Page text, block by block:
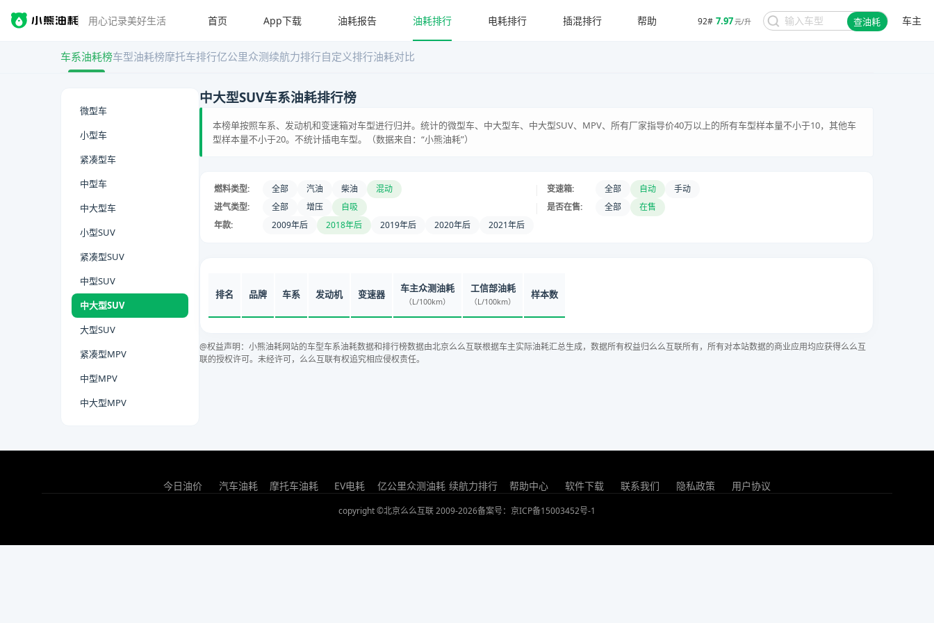
用心记录美好生活 92# 7.97元/升 查油耗 车主
首页 App下载 油耗报告 油耗排行 电耗排行 插混排行 帮助
车系油耗榜车型油耗榜摩托车排行亿公里众测续航力排行自定义排行油耗对比
微型车
小型车
紧凑型车
中型车
中大型车
小型SUV
紧凑型SUV
中型SUV
中大型SUV
大型SUV
紧凑型MPV
中型MPV
中大型MPV
中大型SUV车系油耗排行榜
本榜单按照车系、发动机和变速箱对车型进行归并。统计的微型车、中大型车、中大型SUV、MPV、所有厂家指导价40万以上的所有车型样本量不小于10，其他车
型样本量不小于20。不统计插电车型。（数据来自：“小熊油耗”）
燃料类型: 全部 汽油 柴油 混动 变速箱: 全部 自动
手动
进气类型:
全部 增压 自吸 是否在售: 全部
在售
年款:
2009年后 2018年后 2019年后 2020年后 2021年后
排名 品牌 车系 发动机 变速器 车主众测油耗
（L/100km）
工信部油耗
（L/100km）
样本数
@权益声明：小熊油耗网站的车型车系油耗数据和排行榜数据由北京么么互联根据车主实际油耗汇总生成，数据所有权益归么么互联所有，所有对本站数据的商业应用均应获得么么互
联的授权许可。未经许可，么么互联有权追究相应侵权责任。
今日油价 汽车油耗 摩托车油耗 EV电耗 亿公里众测油耗 续航力排行 帮助中心 软件下载 联系我们 隐私政策 用户协议
copyright ©北京么么互联 2009-2026备案号：京ICP备15003452号-1